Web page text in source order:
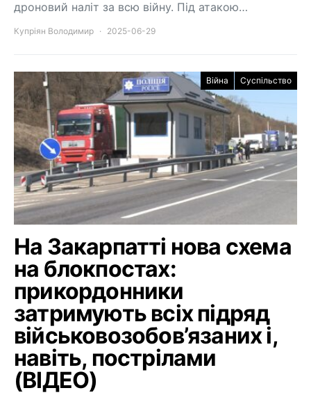
дроновий наліт за всю війну. Під атакою…
Купріян Володимир 2025-06-29
Війна Суспільство
На Закарпатті нова схема
на блокпостах:
прикордонники
затримують всіх підряд
військовозобов’язаних і,
навіть, пострілами
(ВІДЕО)